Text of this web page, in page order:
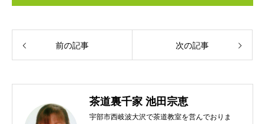
前の記事 次の記事
茶道裏千家 池田宗恵
宇部市西岐波大沢で茶道教室を営んでおりま